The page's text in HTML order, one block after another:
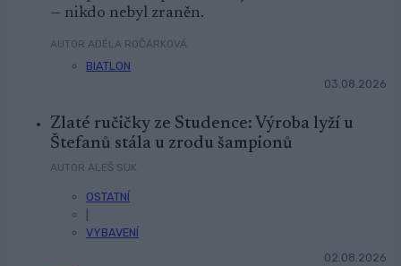
— nikdo nebyl zraněn.
AUTOR ADÉLA ROČÁRKOVÁ
BIATLON
03.08.2026
Zlaté ručičky ze Studence: Výroba lyží u
Štefanů stála u zrodu šampionů
AUTOR ALEŠ SUK
OSTATNÍ
VYBAVENÍ
02.08.2026